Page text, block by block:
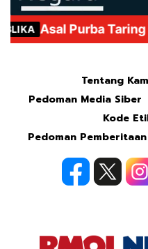
Tentang
Pedoman Media Siber
Kode
Pedoman